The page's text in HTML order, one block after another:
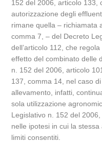
152 del 2006, articolo 133,
autorizzazione degli
rimane quella – richiamata
comma 7, – del Decreto
dell’articolo 112, che
effetto del combinato delle
n. 152 del 2006, articolo
137, comma 14, nel caso
allevamento, infatti,
sola utilizzazione
Legislativo n. 152 del
nelle ipotesi in cui la
limiti consentiti.